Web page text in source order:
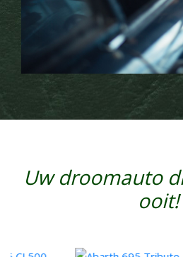
Uw droomauto
ooit!